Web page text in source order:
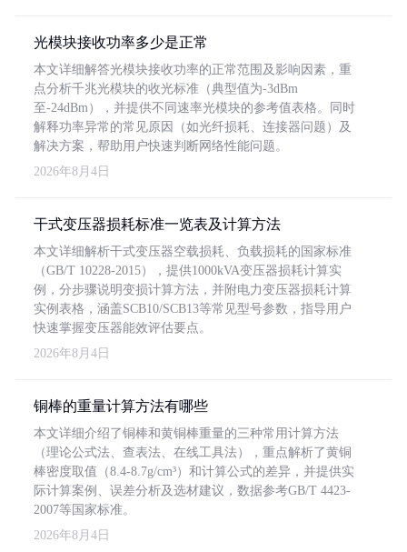
光模块接收功率多少是正常
本文详细解答光模块接收功率的正常范围及影响因素，重
点分析千兆光模块的收光标准（典型值为-3dBm
至-24dBm），并提供不同速率光模块的参考值表格。同时
解释功率异常的常见原因（如光纤损耗、连接器问题）及
解决方案，帮助用户快速判断网络性能问题。
2026年8月4日
干式变压器损耗标准一览表及计算方法
本文详细解析干式变压器空载损耗、负载损耗的国家标准
（GB/T 10228-2015），提供1000kVA变压器损耗计算实
例，分步骤说明变损计算方法，并附电力变压器损耗计算
实例表格，涵盖SCB10/SCB13等常见型号参数，指导用户
快速掌握变压器能效评估要点。
2026年8月4日
铜棒的重量计算方法有哪些
本文详细介绍了铜棒和黄铜棒重量的三种常用计算方法
（理论公式法、查表法、在线工具法），重点解析了黄铜
棒密度取值（8.4-8.7g/cm³）和计算公式的差异，并提供实
际计算案例、误差分析及选材建议，数据参考GB/T 4423-
2007等国家标准。
2026年8月4日